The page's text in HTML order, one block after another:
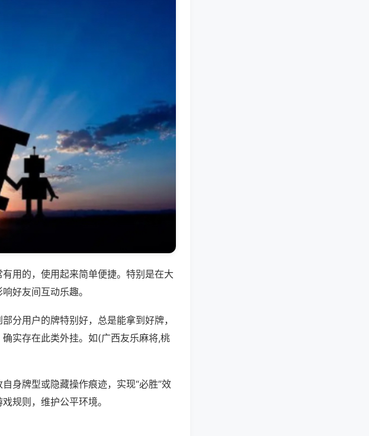
用的，使用起来简单便捷。特别是在大
好友间互动乐趣。
分用户的牌特别好，总是能拿到好牌，
实存在此类外挂。如(广西友乐麻将,桃
身牌型或隐藏操作痕迹，实现“必胜”效
规则，维护公平环境。